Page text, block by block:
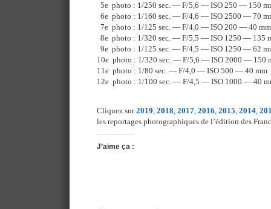
5e photo : 1/250 sec. — F/5,6 — ISO 250 — 150
6e photo : 1/160 sec. — F/4,6 — ISO 2500 — 70
7e photo : 1/125 sec. — F/4,0 — ISO 200 — 40 mm
8e photo : 1/320 sec. — F/5,5 — ISO 1250 — 135
9e photo : 1/125 sec. — F/4,5 — ISO 1250 — 62
10e photo : 1/320 sec. — F/5,6 — ISO 2000 — 150
11e photo : 1/80 sec. — F/4,0 — ISO 500 — 40 mm
12e photo : 1/100 sec. — F/4,5 — ISO 1000 — 40
Cliquez sur2019, 2018, 2017, 2016, 2015, 2014,
les reportages photographiques de l’édition des
J’aime ça :